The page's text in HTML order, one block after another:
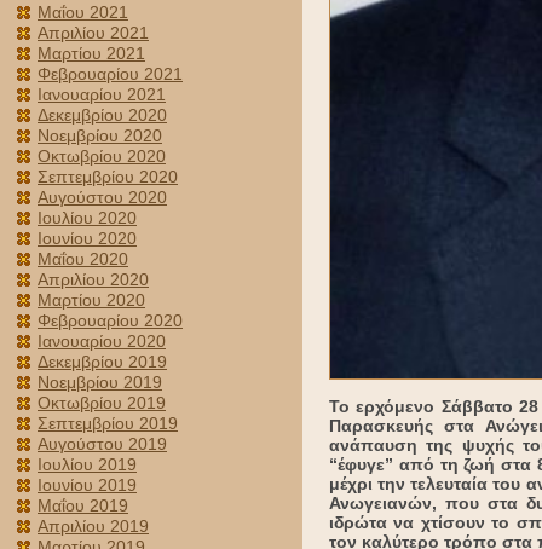
Μαΐου 2021
Απριλίου 2021
Μαρτίου 2021
Φεβρουαρίου 2021
Ιανουαρίου 2021
Δεκεμβρίου 2020
Νοεμβρίου 2020
Οκτωβρίου 2020
Σεπτεμβρίου 2020
Αυγούστου 2020
Ιουλίου 2020
Ιουνίου 2020
Μαΐου 2020
Απριλίου 2020
Μαρτίου 2020
Φεβρουαρίου 2020
Ιανουαρίου 2020
Δεκεμβρίου 2019
Νοεμβρίου 2019
Οκτωβρίου 2019
Σεπτεμβρίου 2019
Αυγούστου 2019
Ιουλίου 2019
Ιουνίου 2019
Μαΐου 2019
Απριλίου 2019
Το ερχόμενο Σάββατο 28
Παρασκευής στα
ανάπαυση της ψυχής
“έφυγε” από τη ζωή στα
μέχρι την τελευταία
Ανωγειανών, που στα
ιδρώτα να χτίσουν το
τον καλύτερο τρόπο στα